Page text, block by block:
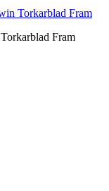
Torkarblad Fram